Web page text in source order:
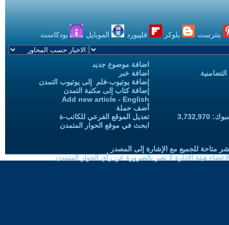
بنترست بلوكر فليبورد الموبايل بودكاست
اضافة موضوع جديد
اضافة خبر
إضافة يوتيوب-فلم إلى يوتيوب التمدن
إضافة كتاب إلى مكتبة التمدن
Add new article - English
أضف حملة
تعديل الموقع الفرعي للكاتب-ة
ابحث في موقع الحوار المتمدن
متاحة للجميع مع الإشارة إلى المصدر
هيئة الادارة لا تعبر بالضرورة عن رأي الحوار المتمدن